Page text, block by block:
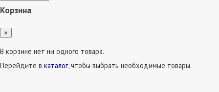
Корзина
×
В корзине нет ни одного товара.
Перейдите в каталог, чтобы выбрать необходимые товары.